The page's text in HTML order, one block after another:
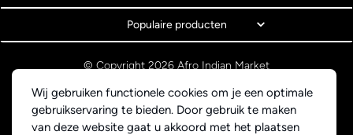
Wij gebruiken functionele cookies om je een optimale
gebruikservaring te bieden. Door gebruik te maken
van deze website gaat u akkoord met het plaatsen
Populaire producten
© Copyright 2026 Afro Indian Market
Privacyverklaring
Webdesign BEWISE Solutions